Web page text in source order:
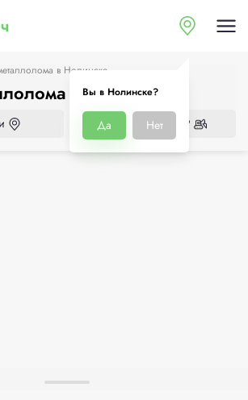
Вы в Нолинске?
Да Нет
в Нолинске
в Нолинске
Нужен демонтаж?